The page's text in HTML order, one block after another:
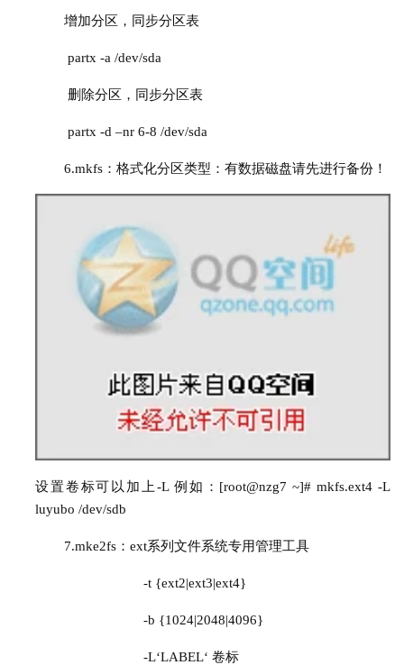
增加分区，同步分区表
partx -a /dev/sda
删除分区，同步分区表
partx -d –nr 6-8 /dev/sda
6.mkfs：格式化分区类型：有数据磁盘请先进行备份！
设置卷标可以加上-L 例如： [root@nzg7 ~]# mkfs.ext4 -L
luyubo /dev/sdb
7.mke2fs：ext系列文件系统专用管理工具
-t {ext2|ext3|ext4}
-b {1024|2048|4096}
-L‘LABEL‘ 卷标